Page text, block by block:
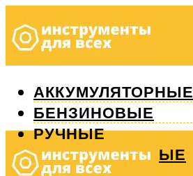
АККУМУЛЯТОРНЫЕ
БЕНЗИНОВЫЕ
РУЧНЫЕ
ИЗМЕРИТЕЛЬНЫЕ